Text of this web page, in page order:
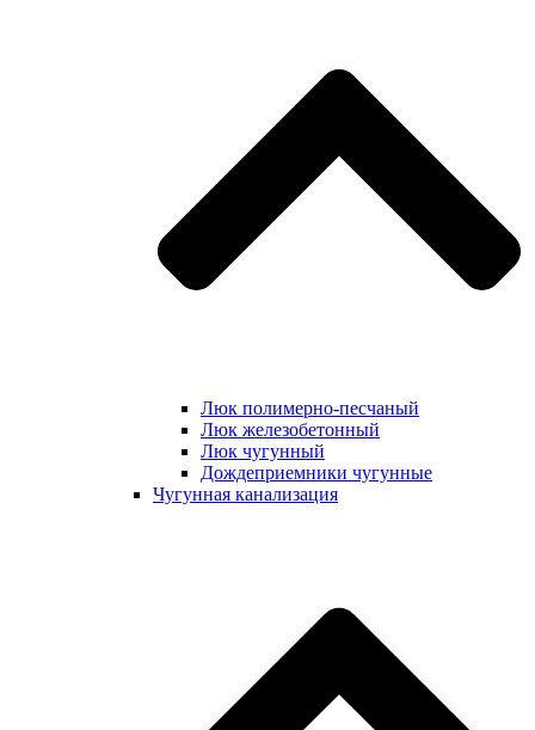
Люк полимерно-песчаный
Люк железобетонный
Люк чугунный
Дождеприемники чугунные
Чугунная канализация